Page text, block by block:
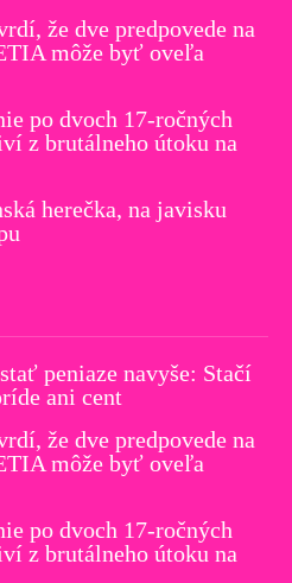
že dve predpovede na
môže byť oveľa
po dvoch 17-ročných
z brutálneho útoku na
herečka, na javisku
peniaze navyše: Stačí
ani cent
že dve predpovede na
môže byť oveľa
po dvoch 17-ročných
z brutálneho útoku na